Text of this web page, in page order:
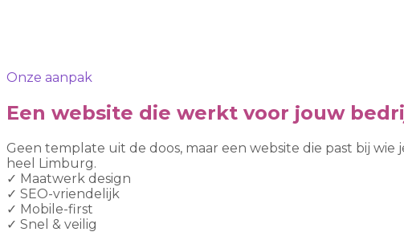
Onze aanpak
Een website die werkt voor jouw
Geen template uit de doos, maar een website die past bij
heel Limburg.
✓ Maatwerk design
✓ SEO-vriendelijk
✓ Mobile-first
✓ Snel & veilig